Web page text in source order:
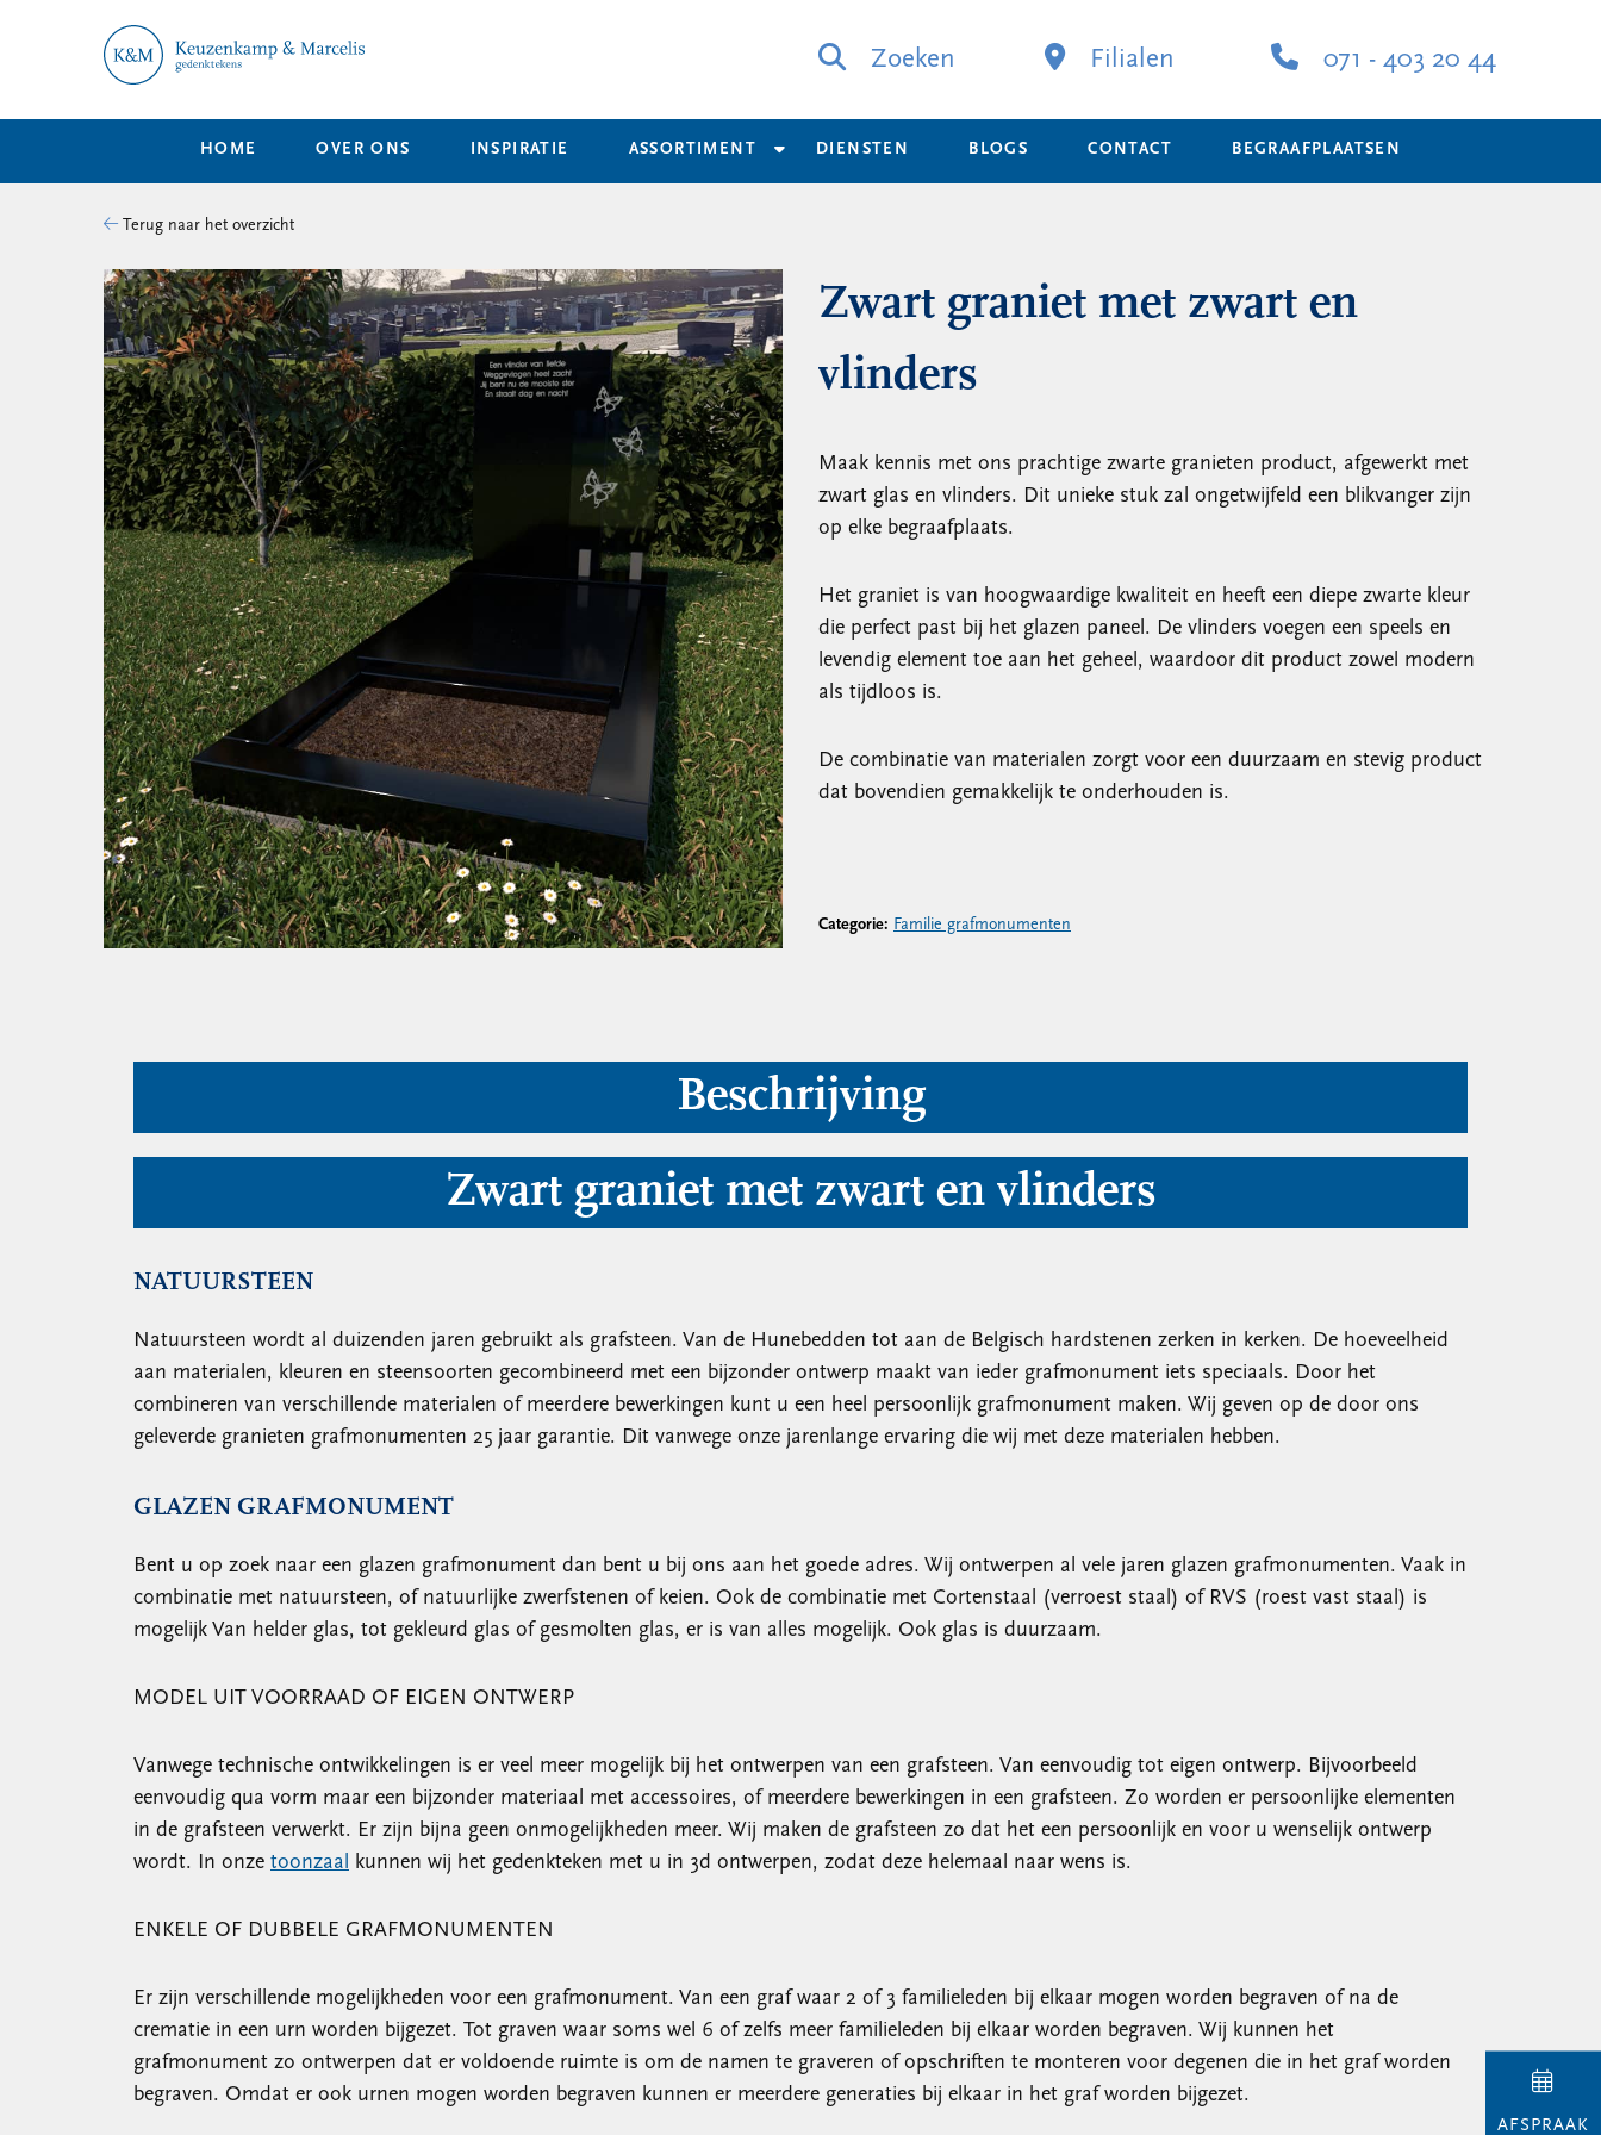
Zoeken Filialen 071 - 403 20 44
HOME OVER ONS INSPIRATIE ASSORTIMENT DIENSTEN BLOGS CONTACT BEGRAAFPLAATSEN
Terug naar het overzicht
Zwart graniet met zwart en
vlinders
Maak kennis met ons prachtige zwarte granieten product, afgewerkt met
zwart glas en vlinders. Dit unieke stuk zal ongetwijfeld een blikvanger zijn
op elke begraafplaats.
Het graniet is van hoogwaardige kwaliteit en heeft een diepe zwarte kleur
die perfect past bij het glazen paneel. De vlinders voegen een speels en
levendig element toe aan het geheel, waardoor dit product zowel modern
als tijdloos is.
De combinatie van materialen zorgt voor een duurzaam en stevig product
dat bovendien gemakkelijk te onderhouden is.
Categorie: Familie grafmonumenten
Beschrijving
Zwart graniet met zwart en vlinders
NATUURSTEEN
Natuursteen wordt al duizenden jaren gebruikt als grafsteen. Van de Hunebedden tot aan de Belgisch hardstenen zerken in kerken. De hoeveelheid
aan materialen, kleuren en steensoorten gecombineerd met een bijzonder ontwerp maakt van ieder grafmonument iets speciaals. Door het
combineren van verschillende materialen of meerdere bewerkingen kunt u een heel persoonlijk grafmonument maken. Wij geven op de door ons
geleverde granieten grafmonumenten 25 jaar garantie. Dit vanwege onze jarenlange ervaring die wij met deze materialen hebben.
GLAZEN GRAFMONUMENT
Bent u op zoek naar een glazen grafmonument dan bent u bij ons aan het goede adres. Wij ontwerpen al vele jaren glazen grafmonumenten. Vaak in
combinatie met natuursteen, of natuurlijke zwerfstenen of keien. Ook de combinatie met Cortenstaal (verroest staal) of RVS (roest vast staal) is
mogelijk Van helder glas, tot gekleurd glas of gesmolten glas, er is van alles mogelijk. Ook glas is duurzaam.
MODEL UIT VOORRAAD OF EIGEN ONTWERP
Vanwege technische ontwikkelingen is er veel meer mogelijk bij het ontwerpen van een grafsteen. Van eenvoudig tot eigen ontwerp. Bijvoorbeeld
eenvoudig qua vorm maar een bijzonder materiaal met accessoires, of meerdere bewerkingen in een grafsteen. Zo worden er persoonlijke elementen
in de grafsteen verwerkt. Er zijn bijna geen onmogelijkheden meer. Wij maken de grafsteen zo dat het een persoonlijk en voor u wenselijk ontwerp
wordt. In onze toonzaal kunnen wij het gedenkteken met u in 3d ontwerpen, zodat deze helemaal naar wens is.
ENKELE OF DUBBELE GRAFMONUMENTEN
Er zijn verschillende mogelijkheden voor een grafmonument. Van een graf waar 2 of 3 familieleden bij elkaar mogen worden begraven of na de
crematie in een urn worden bijgezet. Tot graven waar soms wel 6 of zelfs meer familieleden bij elkaar worden begraven. Wij kunnen het
grafmonument zo ontwerpen dat er voldoende ruimte is om de namen te graveren of opschriften te monteren voor degenen die in het graf worden
begraven. Omdat er ook urnen mogen worden begraven kunnen er meerdere generaties bij elkaar in het graf worden bijgezet.
AFSPRAAK